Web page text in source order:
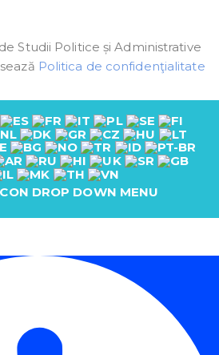
Studii Politice și Administrative
Politica de confidenţialitate